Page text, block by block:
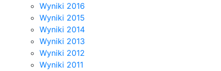
Wyniki 2016
Wyniki 2015
Wyniki 2014
Wyniki 2013
Wyniki 2012
Wyniki 2011